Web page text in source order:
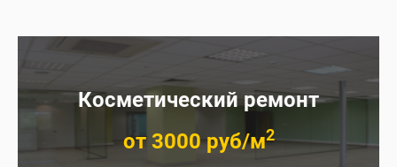
Косметический ремонт
от 3000 руб/м2